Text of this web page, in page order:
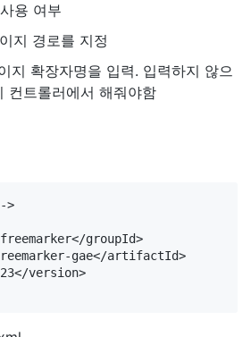
용 여부
지 경로를 지정
지 확장자명을 입력. 입력하지 않으
컨트롤러에서 해줘야함
>
groupId>
gae</artifactId>
version>